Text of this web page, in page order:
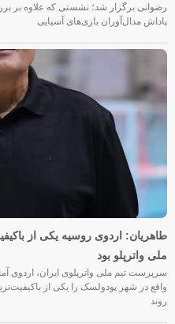
رضوانی برگزار شد؛ نشستی که علاوه بر
پاداش مدال‌آوران بازی‌های آسیایی
طاهریان: اردوی روسیه یکی از
ملی واترپلو بود
سرپرست تیم ملی واترپلوی ایران، اردوی
واقع در شهر پودولسک را یکی از
روند